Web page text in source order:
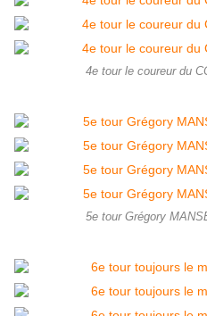
4e tour le coureur du
5e tour Grégory